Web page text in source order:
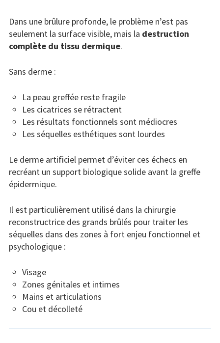
Dans une brûlure profonde, le problème n’est pas
seulement la surface visible, mais la destruction
complète du tissu dermique.
Sans derme :
La peau greffée reste fragile
Les cicatrices se rétractent
Les résultats fonctionnels sont médiocres
Les séquelles esthétiques sont lourdes
Le derme artificiel permet d’éviter ces échecs en
recréant un support biologique solide avant la greffe
épidermique.
Il est particulièrement utilisé dans la chirurgie
reconstructrice des grands brûlés pour traiter les
séquelles dans des zones à fort enjeu fonctionnel et
psychologique :
Visage
Zones génitales et intimes
Mains et articulations
Cou et décolleté